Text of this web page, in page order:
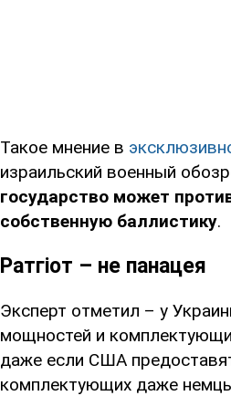
Такое мнение в
израильский военный
государство может
собственную баллистику.
Ратгіот – не панацея
Эксперт отметил – у
мощностей и
даже если США
комплектующих даже